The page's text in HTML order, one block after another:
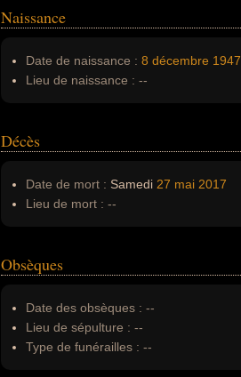
Naissance
Date de naissance : 8 décembre 1947
Lieu de naissance : --
Décès
Date de mort : Samedi 27 mai 2017
Lieu de mort : --
Obsèques
Date des obsèques : --
Lieu de sépulture : --
Type de funérailles : --